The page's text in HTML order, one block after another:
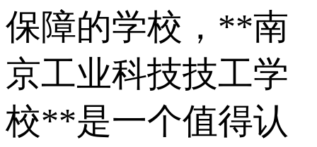
保障的学校，**南
京工业科技技工学
校**是一个值得认